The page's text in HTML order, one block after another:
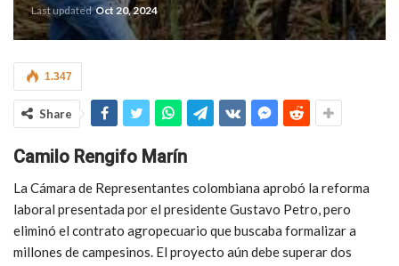
Last updatedOct 20, 2024
1.347
Share
Camilo Rengifo Marín
La Cámara de Representantes colombiana aprobó la reforma
laboral presentada por el presidente Gustavo Petro, pero
eliminó el contrato agropecuario que buscaba formalizar a
millones de campesinos. El proyecto aún debe superar dos